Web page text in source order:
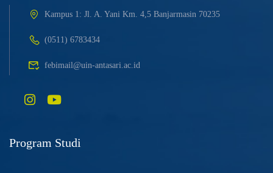
Kampus 1: Jl. A. Yani Km. 4,5 Banjarmasin 70235
(0511) 6783434
febimail@uin-antasari.ac.id
Program Studi